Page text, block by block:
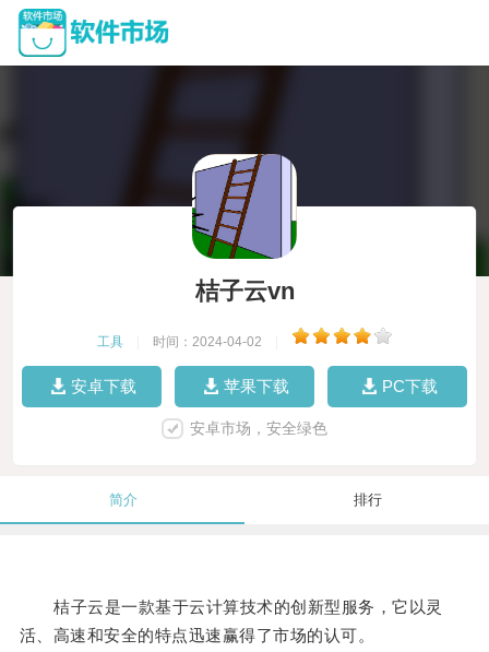
桔子云vn
工具 时间：2024-04-02
安卓下载 苹果下载 PC下载
安卓市场，安全绿色
简介 排行
桔子云是一款基于云计算技术的创新型服务，它以灵
活、高速和安全的特点迅速赢得了市场的认可。